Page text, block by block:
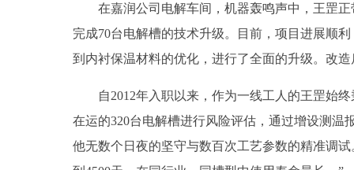
在嘉润公司电解车间，机器轰鸣声中，王罡正
完成70台电解槽的技术升级。目前，项目进展顺
到内衬保温材料的优化，进行了全面的升级。改
自2012年入职以来，作为一线工人的王罡始终
在运的320台电解槽进行风险评估，通过增设测
他无数个日夜的坚守与数百次工艺参数的精准调